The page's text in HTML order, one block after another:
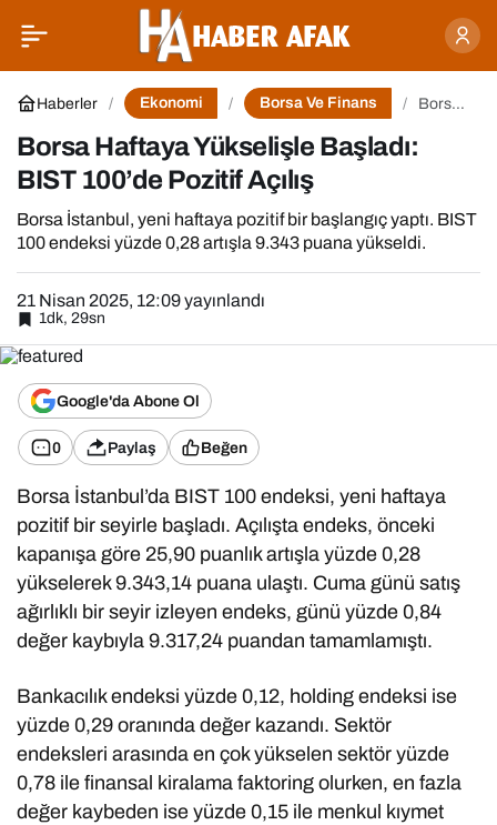
Haberler Ekonomi Borsa Ve Finans
Borsa
Açılış
Borsa Haftaya Yükselişle Başladı:
BIST 100’de Pozitif Açılış
Borsa İstanbul, yeni haftaya pozitif bir başlangıç yaptı. BIST
100 endeksi yüzde 0,28 artışla 9.343 puana yükseldi.
21 Nisan 2025, 12:09yayınlandı
1dk, 29sn
Google'da Abone Ol
0 Paylaş Beğen
Borsa İstanbul’da BIST 100 endeksi, yeni haftaya
pozitif bir seyirle başladı. Açılışta endeks, önceki
kapanışa göre 25,90 puanlık artışla yüzde 0,28
yükselerek 9.343,14 puana ulaştı. Cuma günü satış
ağırlıklı bir seyir izleyen endeks, günü yüzde 0,84
değer kaybıyla 9.317,24 puandan tamamlamıştı.
Bankacılık endeksi yüzde 0,12, holding endeksi ise
yüzde 0,29 oranında değer kazandı. Sektör
endeksleri arasında en çok yükselen sektör yüzde
0,78 ile finansal kiralama faktoring olurken, en fazla
değer kaybeden ise yüzde 0,15 ile menkul kıymet
Küresel Piyasalar Haftaya
Belirsizlikle Başladı
Paylaş